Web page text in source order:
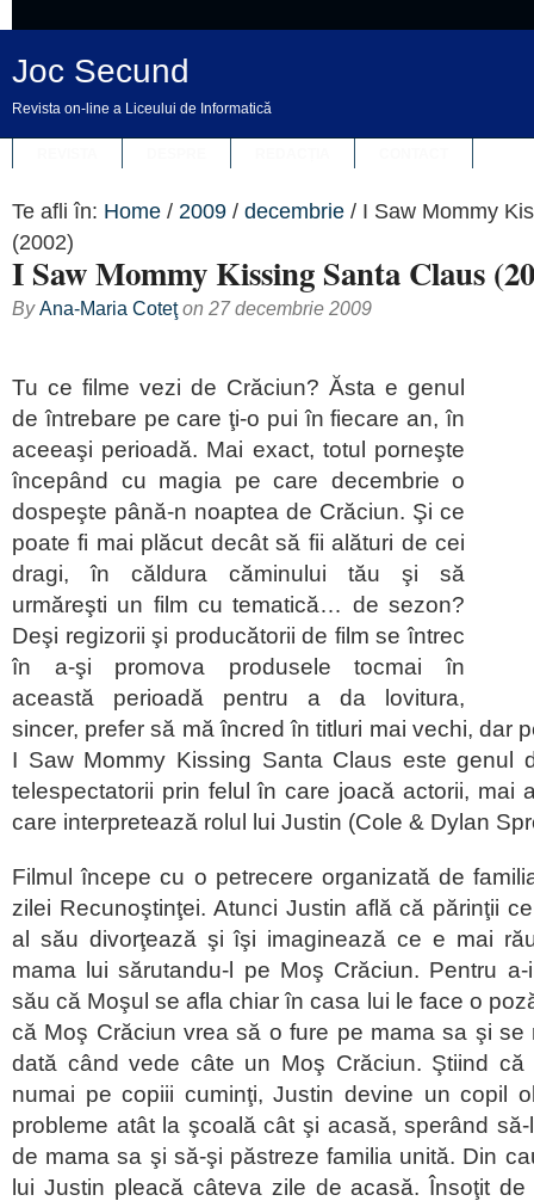
Joc Secund
Revista on-line a Liceului de Informatică
Te afli în: Home / 2009 / decembrie / I Saw Mommy
(2002)
I Saw Mommy Kissing Santa Claus
ByAna-Maria Coteţon 27 decembrie 2009
Tu ce filme vezi de Crăciun? Ăsta e genul
de întrebare pe care ţi-o pui în fiecare an, în
aceeaşi perioadă. Mai exact, totul porneşte
începând cu magia pe care decembrie o
dospeşte până-n noaptea de Crăciun. Şi ce
poate fi mai plăcut decât să fii alături de cei
dragi, în căldura căminului tău şi să
urmăreşti un film cu tematică… de sezon?
Deşi regizorii şi producătorii de film se întrec
în a-şi promova produsele tocmai în
această perioadă pentru a da lovitura,
sincer, prefer să mă încred în titluri mai vechi, dar
I Saw Mommy Kissing Santa Claus este genul
telespectatorii prin felul în care joacă actorii, mai
care interpretează rolul lui Justin (Cole & Dylan
Filmul începe cu o petrecere organizată de
zilei Recunoştinţei. Atunci Justin află că părinţii
al său divorţează şi îşi imaginează ce e mai
mama lui sărutandu-l pe Moş Crăciun. Pentru
său că Moşul se afla chiar în casa lui le face o
că Moş Crăciun vrea să o fure pe mama sa şi se
dată când vede câte un Moş Crăciun. Ştiind că
numai pe copiii cuminţi, Justin devine un copil
probleme atât la şcoală cât şi acasă, sperând
de mama sa şi să-şi păstreze familia unită. Din
lui Justin pleacă câteva zile de acasă. Însoţit